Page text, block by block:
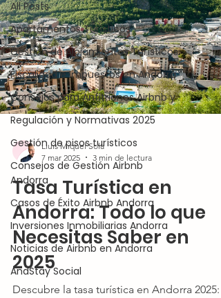
All Posts
Apartamentos Turísticos
Gestión de Alojamientos Turísticos
Fiscalidad e Impuestos en Andorra
Consejos para Anfitriones Airbnb y
Regulación y Normativas 2025
Gestión de pisos turísticos
Consejos de Gestión Airbnb
Andorra
Casos de Éxito Airbnb Andorra
Inversiones Inmobiliarias Andorra
Noticias de Airbnb en Andorra
AndStay Social
Lluis Miquel Sola
7 mar 2025
3 min de lectura
Tasa Turística en
Andorra: Todo lo que
Necesitas Saber en
2025
Descubre la tasa turística en Andorra 2025: